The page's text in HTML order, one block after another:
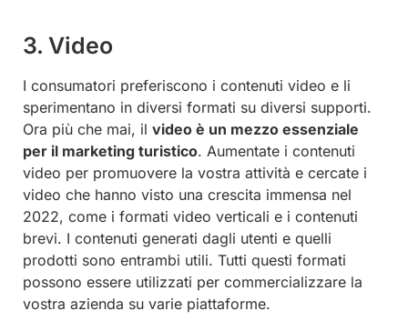
3. Video
I consumatori preferiscono i contenuti video e li
sperimentano in diversi formati su diversi supporti.
Ora più che mai, il video è un mezzo essenziale
per il marketing turistico. Aumentate i contenuti
video per promuovere la vostra attività e cercate i
video che hanno visto una crescita immensa nel
2022, come i formati video verticali e i contenuti
brevi. I contenuti generati dagli utenti e quelli
prodotti sono entrambi utili. Tutti questi formati
possono essere utilizzati per commercializzare la
vostra azienda su varie piattaforme.